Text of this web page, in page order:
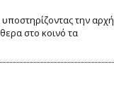
την αρχή
στο κοινό τα